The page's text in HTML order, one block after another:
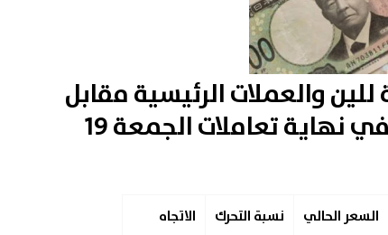
للين والعملات الرئيسيةمقابل
الدولار الأمريكي في نهاية تعاملات الجمعة 19
السعر الحالي نسبة التحرك
الاتجاه